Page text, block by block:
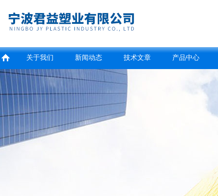
关于我们 新闻动态 技术文章 产品中心